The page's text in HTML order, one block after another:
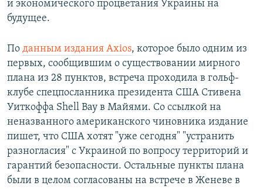
и экономического процветания Украины на
будущее.
По данным издания Axios, которое было одним из
первых, сообщившим о существовании мирного
плана из 28 пунктов, встреча проходила в гольф-
клубе спецпосланника президента США Стивена
Уиткоффа Shell Bay в Майями. Со ссылкой на
неназванного американского чиновника издание
пишет, что США хотят "уже сегодня" "устранить
разногласия" с Украиной по вопросу территорий и
гарантий безопасности. Остальные пункты плана
были в целом согласованы на встрече в Женеве в